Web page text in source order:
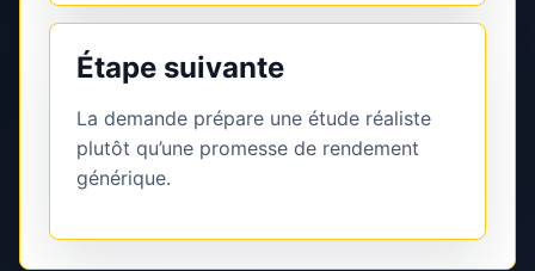
Étape suivante
La demande prépare une étude réaliste
plutôt qu’une promesse de rendement
générique.